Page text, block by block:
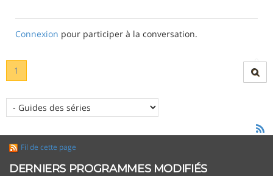
Connexion pour participer à la conversation.
1
Fil de cette page
DERNIERS PROGRAMMES MODIFIÉS